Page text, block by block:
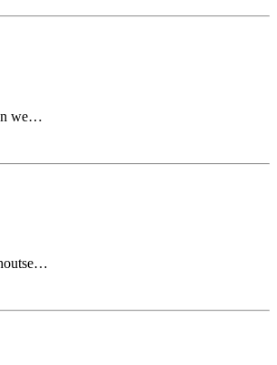
we…